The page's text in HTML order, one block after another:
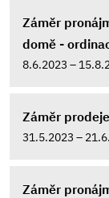
Záměr
domě -
8.6.2023 –
Záměr
31.5.2023 –
Záměr